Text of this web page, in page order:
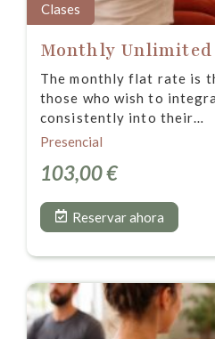
Clases
Monthly Unlimited
The monthly flat rate is
those who wish to
consistently into their…
Presencial
103,00€
Reservar ahora